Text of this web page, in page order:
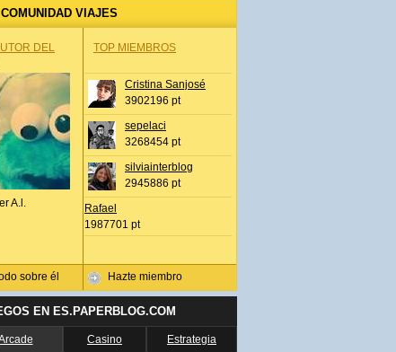
VIAJES
DEL
A.l.
sobre él
TOP MIEMBROS
Cristina Sanjosé
3902196 pt
sepelaci
3268454 pt
silviainterblog
2945886 pt
Rafael
1987701 pt
Hazte miembro
EN ES.PAPERBLOG.COM
Casino Estrategia